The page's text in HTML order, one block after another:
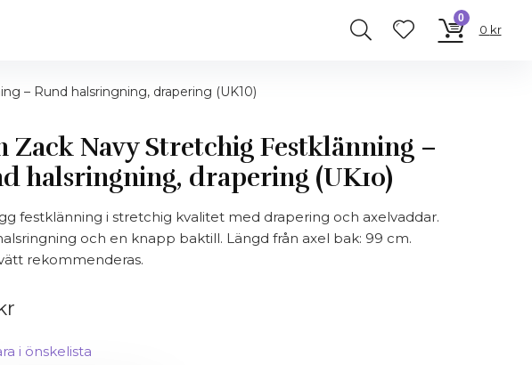
0
0 kr
– Rund halsringning, drapering (UK10)
Zack Navy Stretchig Festklänning –
halsringning, drapering (UK10)
festklänning i stretchig kvalitet med drapering och axelvaddar.
och en knapp baktill. Längd från axel bak: 99 cm.
rekommenderas.
i önskelista